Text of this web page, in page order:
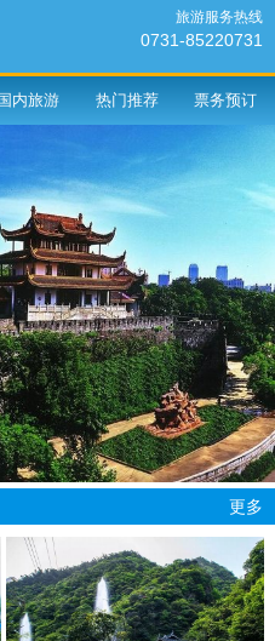
旅游服务热线
0731-85220731
国内旅游 热门推荐 票务预订
更多